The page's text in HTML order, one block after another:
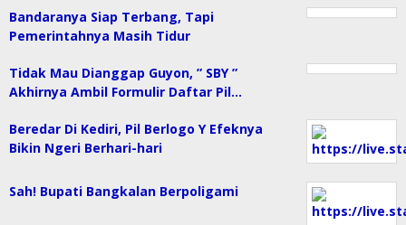
Bandaranya Siap Terbang, Tapi
Pemerintahnya Masih Tidur
Tidak Mau Dianggap Guyon, ” SBY ”
Akhirnya Ambil Formulir Daftar Pil…
Beredar Di Kediri, Pil Berlogo Y Efeknya
Bikin Ngeri Berhari-hari
Sah! Bupati Bangkalan Berpoligami